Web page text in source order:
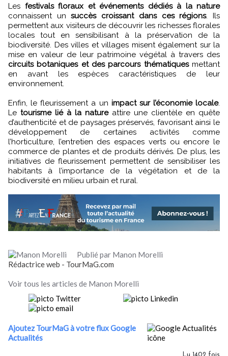
Les festivals floraux et événements dédiés à la nature
connaissent unsuccès croissant dans ces régions. Ils
permettent aux visiteurs de découvrir les richesses florales
locales tout en sensibilisant à la préservation de la
biodiversité. Des villes et villages misent également sur la
mise en valeur de leur patrimoine végétal à travers des
circuits botaniques et des parcours thématiquesmettant
en avant les espèces caractéristiques de leur
environnement.
Enfin, le fleurissement a un impact sur l’économie locale.
Le tourisme lié à la natureattire une clientèle en quête
d’authenticité et de paysages préservés, favorisant ainsi le
développement de certaines activités comme
l’horticulture, l’entretien des espaces verts ou encore le
commerce de plantes et de produits dérivés. De plus, les
initiatives de fleurissement permettent de sensibiliser les
habitants à l’importance de la végétation et de la
biodiversité en milieu urbain et rural.
Publié par Manon Morelli
Rédactrice web - TourMaG.com
Voir tous les articles de Manon Morelli
Ajoutez TourMaG à votre flux Google
Actualités
Lu 1402 fois